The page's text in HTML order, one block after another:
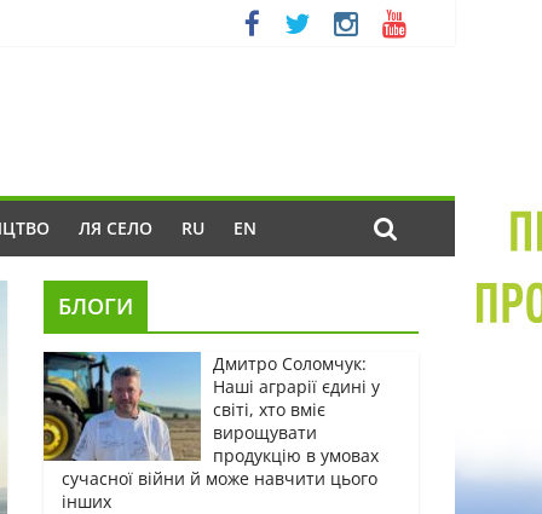
ЛЯ СЕЛО RU EN
БЛОГИ
Дмитро Соломчук:
Наші аграрії єдині у
світі, хто вміє
вирощувати
продукцію в умовах
сучасної війни й може навчити цього
інших